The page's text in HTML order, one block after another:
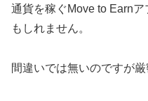
通貨を稼ぐMove to Earn
もしれません。
間違いでは無いのですが厳